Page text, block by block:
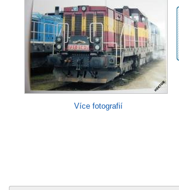
Více fotografií